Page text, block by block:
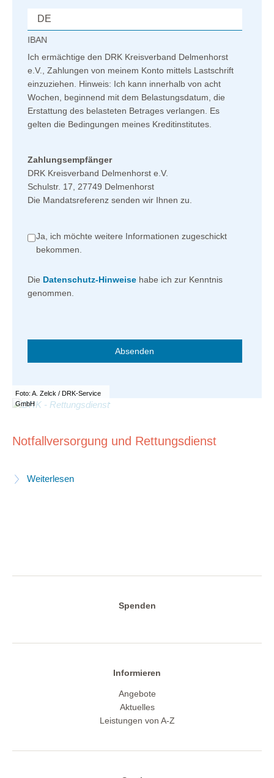
IBAN
Ich ermächtige den DRK Kreisverband Delmenhorst
e.V., Zahlungen von meinem Konto mittels Lastschrift
einzuziehen. Hinweis: Ich kann innerhalb von acht
Wochen, beginnend mit dem Belastungsdatum, die
Erstattung des belasteten Betrages verlangen. Es
gelten die Bedingungen meines Kreditinstitutes.
Zahlungsempfänger
DRK Kreisverband Delmenhorst e.V.
Schulstr. 17, 27749 Delmenhorst
Die Mandatsreferenz senden wir Ihnen zu.
Ja, ich möchte weitere Informationen zugeschickt
bekommen.
Die Datenschutz-Hinweise habe ich zur Kenntnis
genommen.
Foto: A. Zelck / DRK-Service
GmbH
Notfallversorgung und Rettungsdienst
Weiterlesen
Spenden
Informieren
Angebote
Aktuelles
Leistungen von A-Z